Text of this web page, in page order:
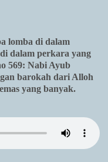
lomba di dalam
dalam perkara yang
569: Nabi Ayub
barokah dari Alloh
yang banyak.